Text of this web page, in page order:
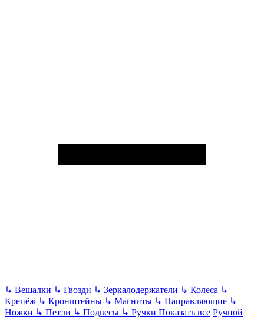
↳ Вешалки ↳ Гвозди ↳ Зеркалодержатели ↳ Колеса ↳
Крепёж ↳ Кронштейны ↳ Магниты ↳ Направляющие ↳
Ножки ↳ Петли ↳ Подвесы ↳ Ручки Показать все Ручной